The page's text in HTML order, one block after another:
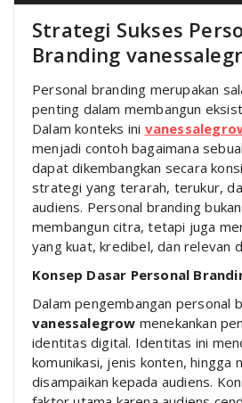
Strategi Sukses
Branding
Personal branding merupakan
penting dalam membangun
Dalam konteks ini
menjadi contoh bagaimana
dapat dikembangkan secara
strategi yang terarah, terukur,
audiens. Personal branding
membangun citra, tetapi juga
yang kuat, kredibel, dan relevan
Konsep Dasar Personal
Dalam pengembangan personal
vanessalegrow menekankan
identitas digital. Identitas ini
komunikasi, jenis konten, hingga
disampaikan kepada audiens.